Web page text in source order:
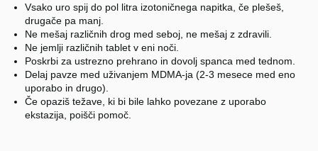
Vsako uro spij do pol litra izotoničnega napitka, če plešeš,
drugače pa manj.
Ne mešaj različnih drog med seboj, ne mešaj z zdravili.
Ne jemlji različnih tablet v eni noči.
Poskrbi za ustrezno prehrano in dovolj spanca med tednom.
Delaj pavze med uživanjem MDMA-ja (2-3 mesece med eno
uporabo in drugo).
Če opaziš težave, ki bi bile lahko povezane z uporabo
ekstazija, poišči pomoč.